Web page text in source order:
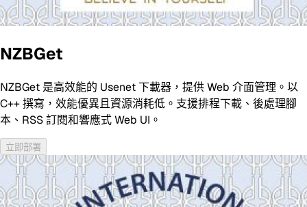
NZBGet
NZBGet 是高效能的 Usenet 下載器，提供 Web 介面管理。以
C++ 撰寫，效能優異且資源消耗低。支援排程下載、後處理腳
本、RSS 訂閱和響應式 Web UI。
立即部署